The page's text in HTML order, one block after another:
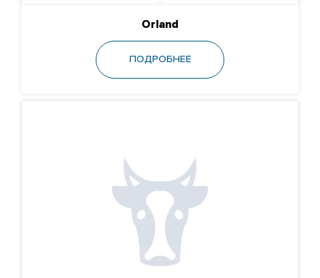
Orland
ПОДРОБНЕЕ